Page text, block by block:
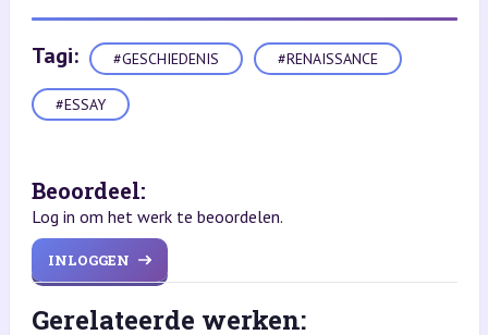
Tagi: #GESCHIEDENIS #RENAISSANCE
#ESSAY
Beoordeel:
Log in om het werk te beoordelen.
INLOGGEN
Gerelateerde werken: